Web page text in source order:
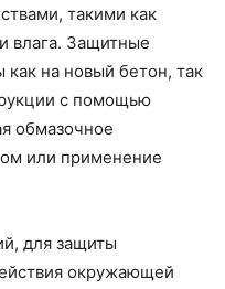
такими как
влага. Защитные
на новый бетон, так
с помощью
обмазочное
или применение
для защиты
окружающей